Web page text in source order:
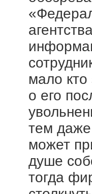
мало
о его
тем
может
душе
тогда